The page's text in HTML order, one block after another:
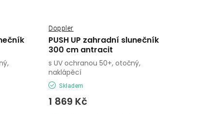
PUSH UP zahradní slunečník
300 cm antracit
Doppler
Skladem
1 869 Kč
s UV ochranou 50+, otočný,
naklápěcí